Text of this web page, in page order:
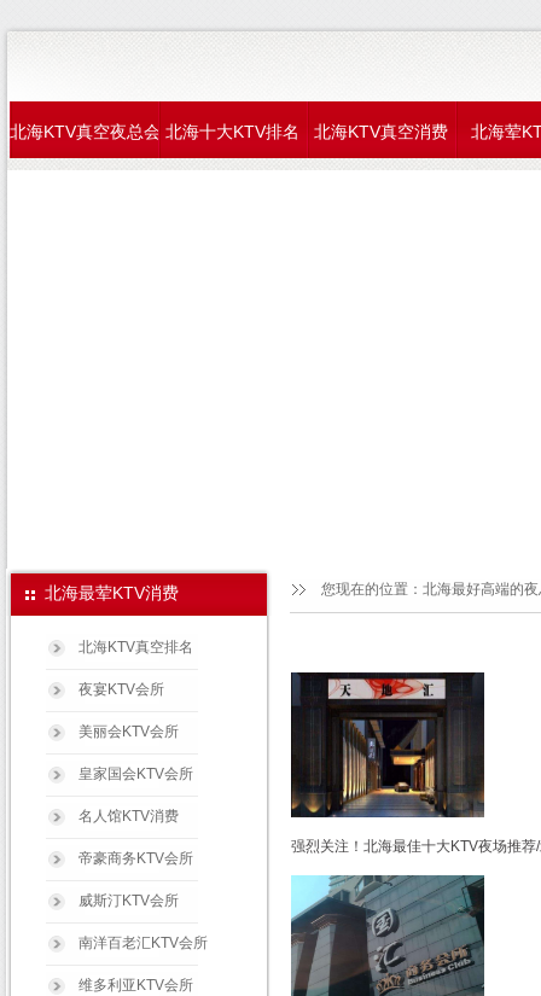
北海KTV真空夜总会 北海十大KTV排名 北海KTV真空消费 北海荤
北海最荤KTV消费
北海KTV真空排名
夜宴KTV会所
美丽会KTV会所
皇家国会KTV会所
名人馆KTV消费
帝豪商务KTV会所
威斯汀KTV会所
南洋百老汇KTV会所
维多利亚KTV会所
强烈关注！北海最佳十大KTV夜场推
您现在的位置： 北海最好高端的